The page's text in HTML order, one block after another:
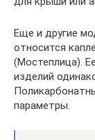
Еще и другие
относится
(Мостеплица).
изделий
параметры.